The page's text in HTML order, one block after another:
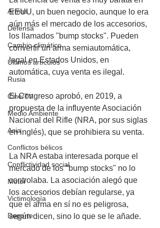
Armas
Defensa
Cambio climático
Últimos artículos
Rusia
Cine/TV
Medio Ambiente
Asia
Conflictos bélicos
Conflictividad social
Motor
Victimología
Deporte
EEUU, un buen negocio, aunque lo era
aún más el mercado de los accesorios,
los llamados "bump stocks". Pueden
convertir un arma semiautomática,
legal en Estados Unidos, en
automática, cuya venta es ilegal.
El Congreso aprobó, en 2019, a
propuesta de la influyente Asociación
Nacional del Rifle (NRA, por sus siglas
en inglés), que se prohibiera su venta.
La NRA estaba interesada porque el
mercado de los "bump stocks" no lo
controlaba. La asociación alegó que
los accesorios debían regularse, ya
que el arma en sí no es peligrosa,
según dicen, sino lo que se le añade.